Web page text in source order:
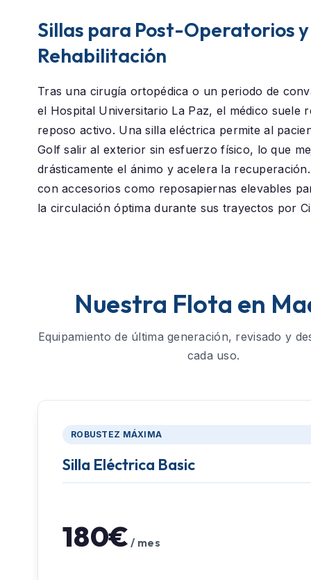
Sillas para Post-Operatorios y
Rehabilitación
Tras una cirugía ortopédica o un periodo de
el Hospital Universitario La Paz, el médico suele
reposo activo. Una silla eléctrica permite al
Golf salir al exterior sin esfuerzo físico, lo que
drásticamente el ánimo y acelera la
con accesorios como reposapiernas elevables
la circulación óptima durante sus trayectos por
Nuestra Flota en
Equipamiento de última generación, revisado y
cada uso.
ROBUSTEZ MÁXIMA
Silla Eléctrica Basic
180€ / mes